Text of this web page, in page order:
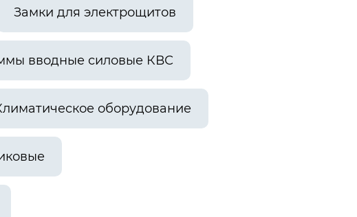
Замки для электрощитов
вводные силовые КВС
оборудование